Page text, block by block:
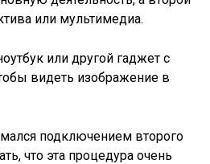
или мультимедиа.
или другой гаджет с
видеть изображение в
подключением второго
что эта процедура очень